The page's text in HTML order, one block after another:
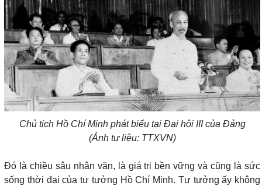
Chủ tịch Hồ Chí Minh phát biểu tại Đại hội III của Đảng
(Ảnh tư liệu: TTXVN)
Đó là chiều sâu nhân văn, là giá trị bền vững và cũng là sức
sống thời đại của tư tưởng Hồ Chí Minh. Tư tưởng ấy không